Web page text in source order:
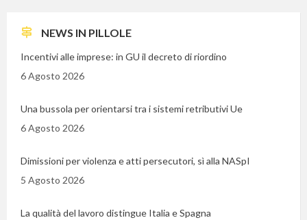
NEWS IN PILLOLE
Incentivi alle imprese: in GU il decreto di riordino
6 Agosto 2026
Una bussola per orientarsi tra i sistemi retributivi Ue
6 Agosto 2026
Dimissioni per violenza e atti persecutori, sì alla NASpI
5 Agosto 2026
La qualità del lavoro distingue Italia e Spagna